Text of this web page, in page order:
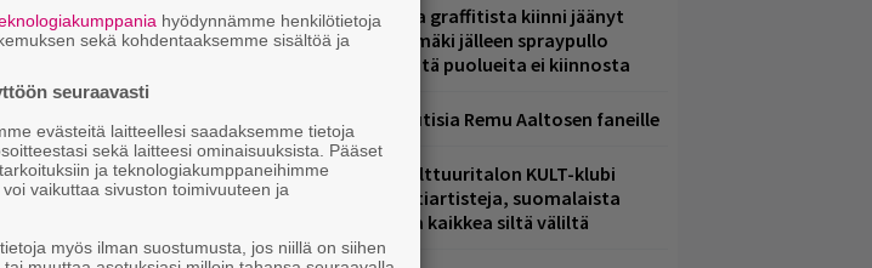
ratkaisut on
bändit ja kaikki
Vantaalla,
järjestetään
puhutaan! Nappaa
Laittomasta graffitista kiinni jäänyt
Paavo Arhinmäki jälleen spraypullo
kädessä – näitä puolueita ei kiinnosta
Mainioita uutisia Remu Aaltosen faneille
Helsingin Kulttuuritalon KULT-klubi
tarjoaa kulttiartisteja, suomalaista
osaamista ja kaikkea siltä väliltä
hyödynnämme henkilötietoja
sekä kohdentaaksemme sisältöä ja
seuraavasti
evästeitä laitteellesi saadaksemme tietoja
sekä laitteesi ominaisuuksista. Pääset
ja teknologiakumppaneihimme
vaikuttaa sivuston toimivuuteen ja
myös ilman suostumusta, jos niillä on siihen